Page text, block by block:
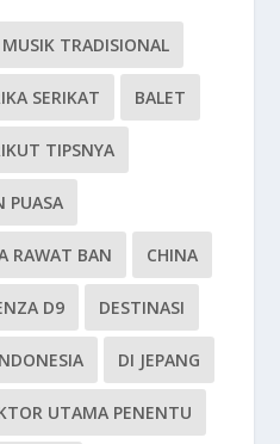
TRADISIONAL
SERIKAT BALET
TIPSNYA
PUASA
RAWAT BAN CHINA
D9 DESTINASI
DI JEPANG
UTAMA PENENTU